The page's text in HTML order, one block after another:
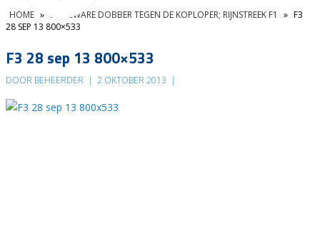
HOME » EEN ZWARE DOBBER TEGEN DE KOPLOPER; RIJNSTREEK F1 » F3
28 SEP 13 800×533
F3 28 sep 13 800×533
DOOR BEHEERDER | 2 OKTOBER 2013 |